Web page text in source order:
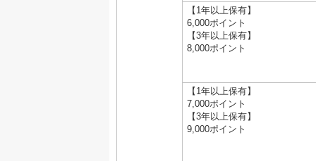
【1年以上保有】
6,000ポイント
【3年以上保有】
8,000ポイント
【1年以上保有】
7,000ポイント
【3年以上保有】
9,000ポイント